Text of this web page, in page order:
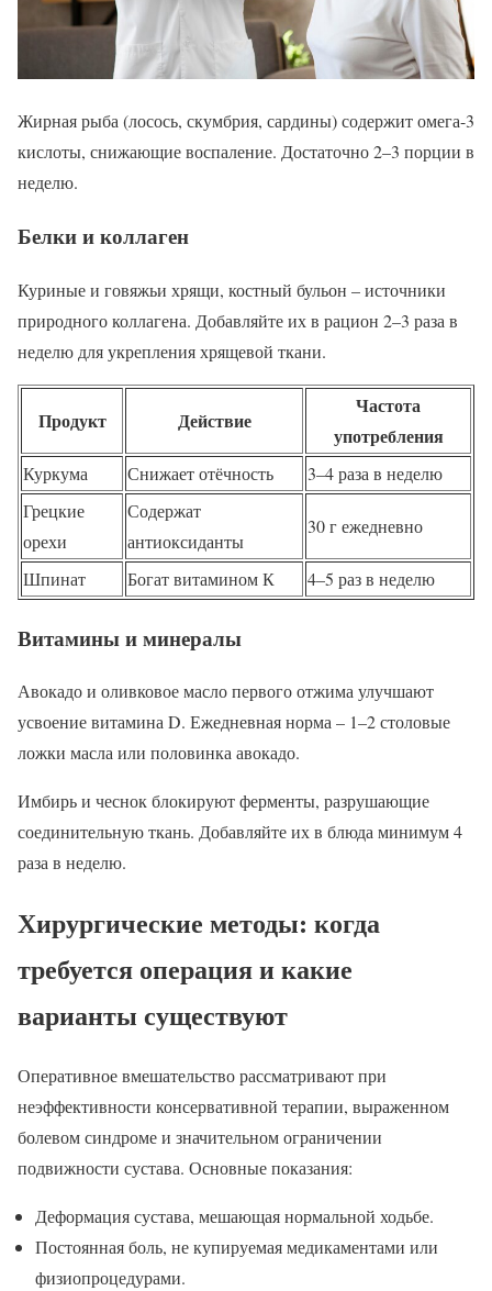
Жирная рыба (лосось, скумбрия, сардины) содержит омега-3
кислоты, снижающие воспаление. Достаточно 2–3 порции в
неделю.
Белки и коллаген
Куриные и говяжьи хрящи, костный бульон – источники
природного коллагена. Добавляйте их в рацион 2–3 раза в
неделю для укрепления хрящевой ткани.
Продукт Действие
Частота
употребления
Куркума Снижает отёчность
3–4 раза в неделю
Грецкие
орехи
Содержат
антиоксиданты
30 г ежедневно
Шпинат Богат витамином К 4–5 раз в неделю
Витамины и минералы
Авокадо и оливковое масло первого отжима улучшают
усвоение витамина D. Ежедневная норма – 1–2 столовые
ложки масла или половинка авокадо.
Имбирь и чеснок блокируют ферменты, разрушающие
соединительную ткань. Добавляйте их в блюда минимум 4
раза в неделю.
Хирургические методы: когда
требуется операция и какие
варианты существуют
Оперативное вмешательство рассматривают при
неэффективности консервативной терапии, выраженном
болевом синдроме и значительном ограничении
подвижности сустава. Основные показания:
Деформация сустава, мешающая нормальной ходьбе.
Постоянная боль, не купируемая медикаментами или
физиопроцедурами.